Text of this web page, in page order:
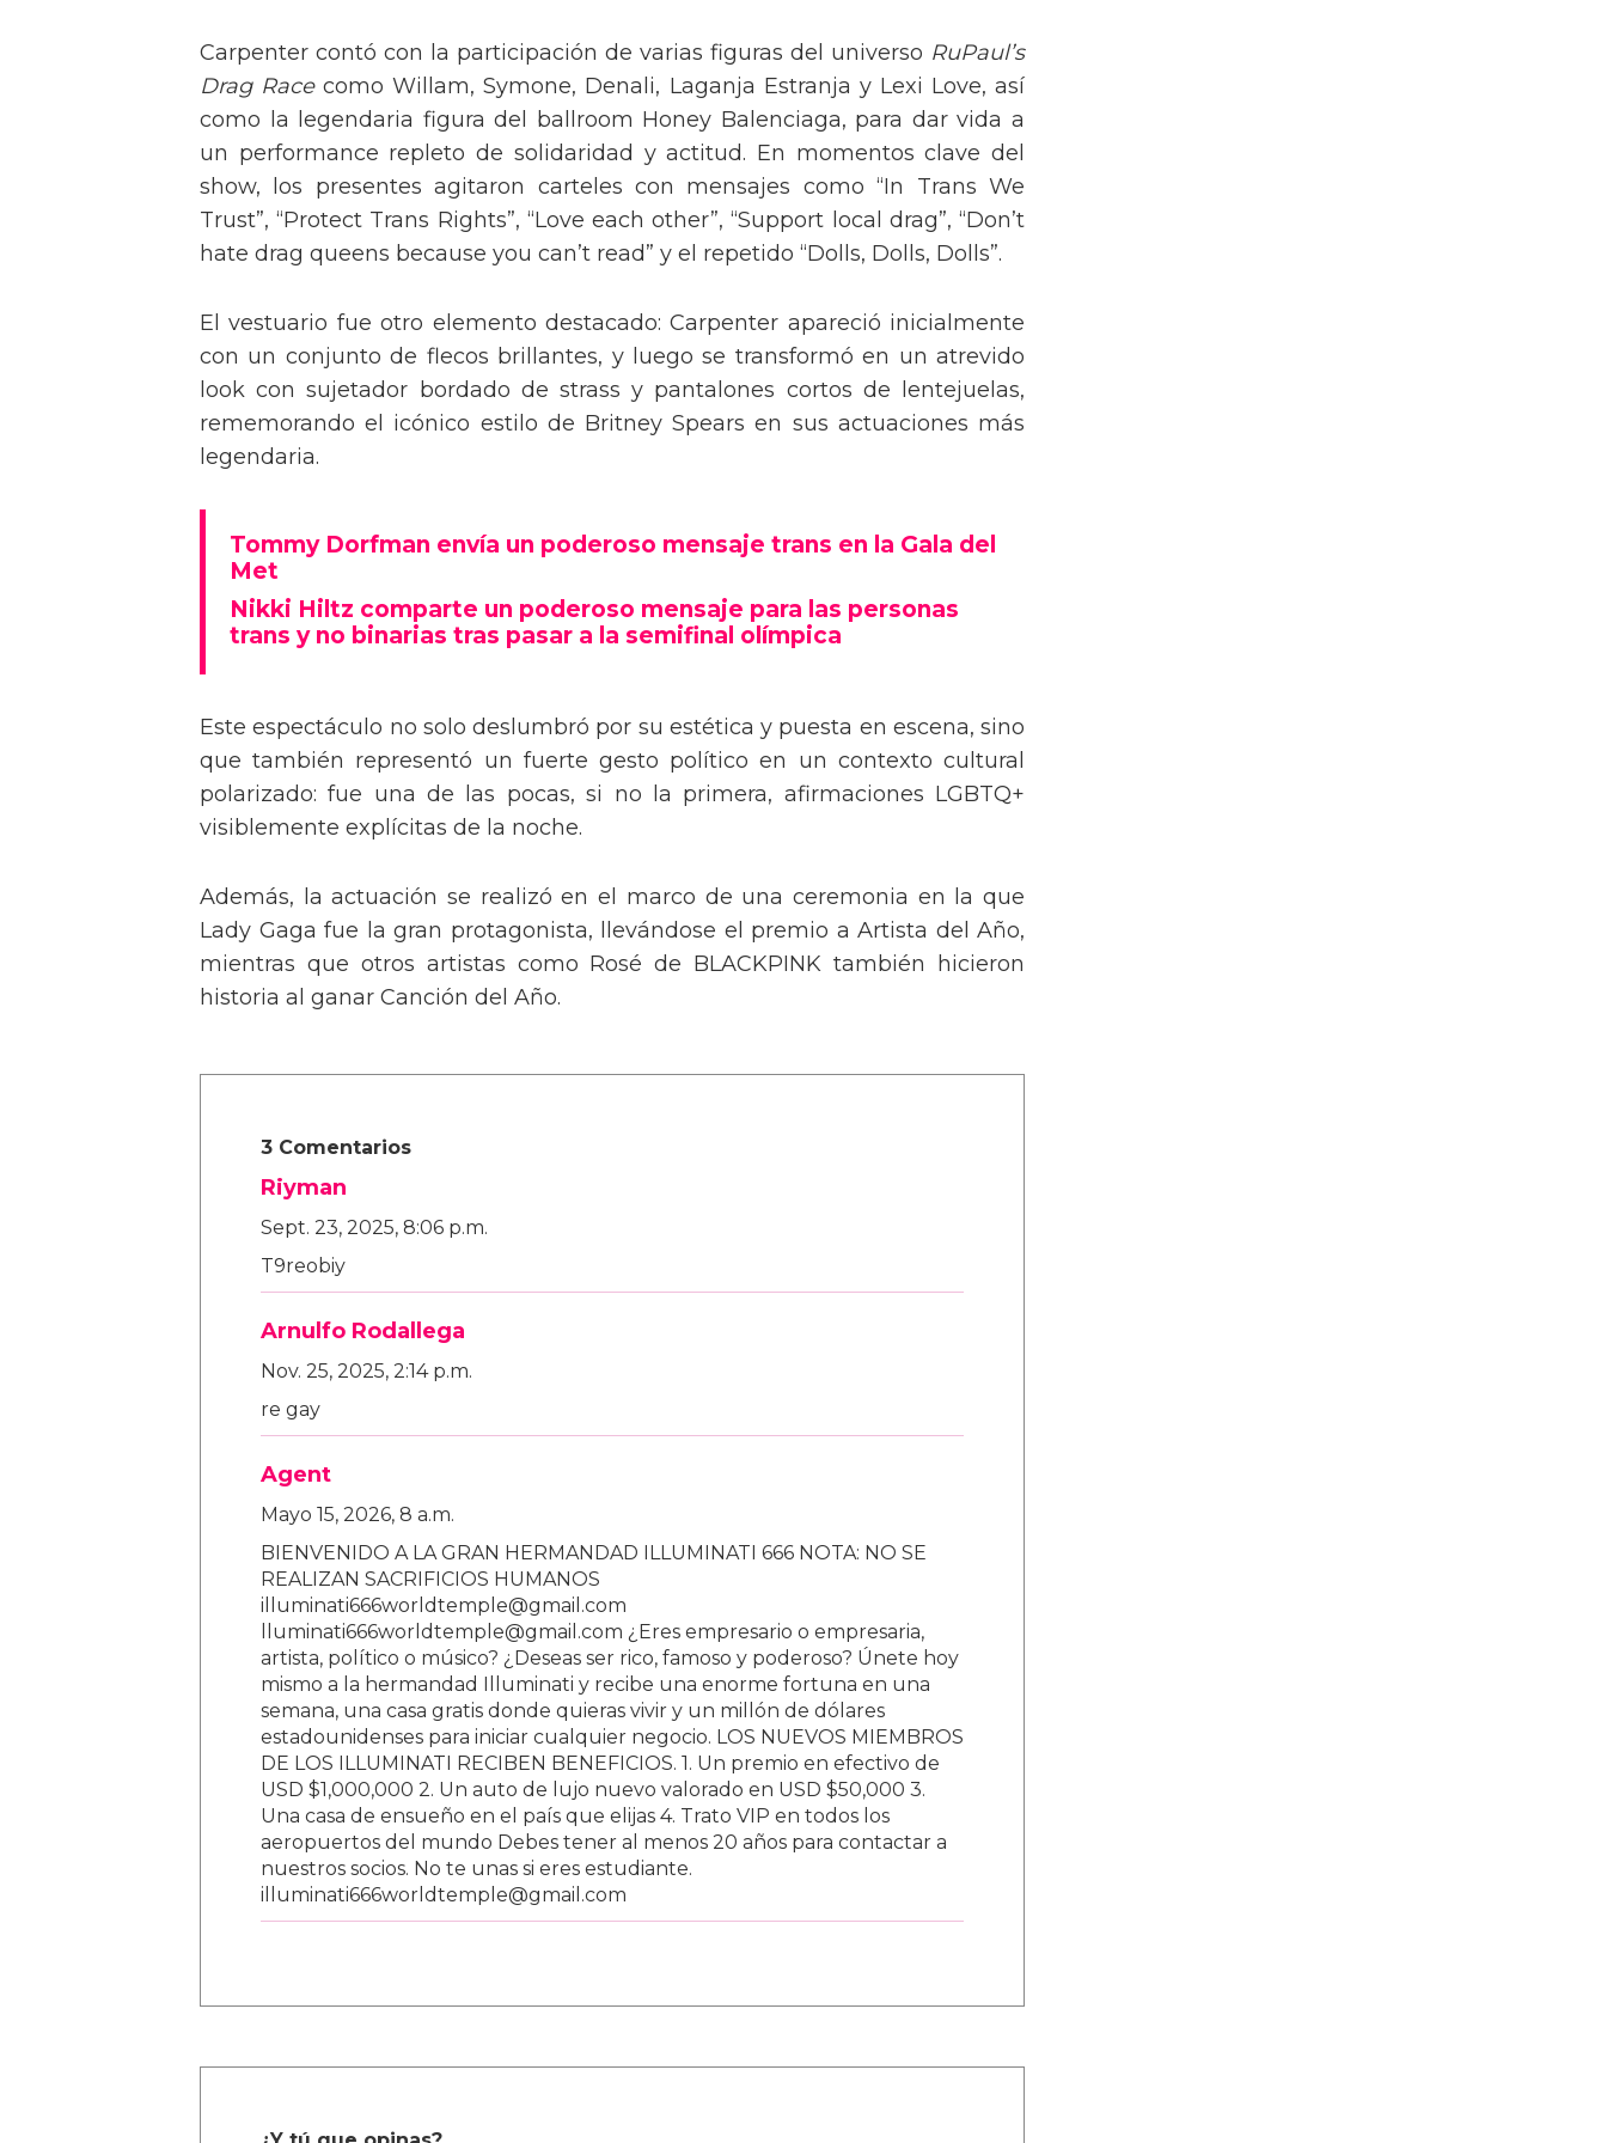
Carpenter contó con la participación de varias figuras del universo RuPaul’s
Drag Racecomo Willam, Symone, Denali, Laganja Estranja y Lexi Love, así
como la legendaria figura del ballroom Honey Balenciaga, para dar vida a
un performance repleto de solidaridad y actitud. En momentos clave del
show, los presentes agitaron carteles con mensajes como “In Trans We
Trust”, “Protect Trans Rights”, “Love each other”, “Support local drag”, “Don’t
hate drag queens because you can’t read” y el repetido “Dolls, Dolls, Dolls”.
El vestuario fue otro elemento destacado: Carpenter apareció inicialmente
con un conjunto de flecos brillantes, y luego se transformó en un atrevido
look con sujetador bordado de strass y pantalones cortos de lentejuelas,
rememorando el icónico estilo de Britney Spears en sus actuaciones más
legendaria.
Tommy Dorfman envía un poderoso mensaje trans en la Gala del
Met
Nikki Hiltz comparte un poderoso mensaje para las personas
trans y no binarias tras pasar a la semifinal olímpica
Este espectáculo no solo deslumbró por su estética y puesta en escena, sino
que también representó un fuerte gesto político en un contexto cultural
polarizado: fue una de las pocas, si no la primera, afirmaciones LGBTQ+
visiblemente explícitas de la noche.
Además, la actuación se realizó en el marco de una ceremonia en la que
Lady Gaga fue la gran protagonista, llevándose el premio a Artista del Año,
mientras que otros artistas como Rosé de BLACKPINK también hicieron
historia al ganar Canción del Año.
3 Comentarios
Riyman
Sept. 23, 2025, 8:06 p.m.
T9reobiy
Arnulfo Rodallega
Nov. 25, 2025, 2:14 p.m.
re gay
Agent
Mayo 15, 2026, 8 a.m.
BIENVENIDO A LA GRAN HERMANDAD ILLUMINATI 666 NOTA: NO SE
REALIZAN SACRIFICIOS HUMANOS
illuminati666worldtemple@gmail.com
lluminati666worldtemple@gmail.com ¿Eres empresario o empresaria,
artista, político o músico? ¿Deseas ser rico, famoso y poderoso? Únete hoy
mismo a la hermandad Illuminati y recibe una enorme fortuna en una
semana, una casa gratis donde quieras vivir y un millón de dólares
estadounidenses para iniciar cualquier negocio. LOS NUEVOS MIEMBROS
DE LOS ILLUMINATI RECIBEN BENEFICIOS. 1. Un premio en efectivo de
USD $1,000,000 2. Un auto de lujo nuevo valorado en USD $50,000 3.
Una casa de ensueño en el país que elijas 4. Trato VIP en todos los
aeropuertos del mundo Debes tener al menos 20 años para contactar a
nuestros socios. No te unas si eres estudiante.
illuminati666worldtemple@gmail.com